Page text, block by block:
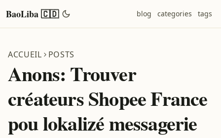
BaoLiba 🇨🇩 blog categories tags
ACCUEIL POSTS
Anons: Trouver
créateurs Shopee France
pou lokalizé messagerie